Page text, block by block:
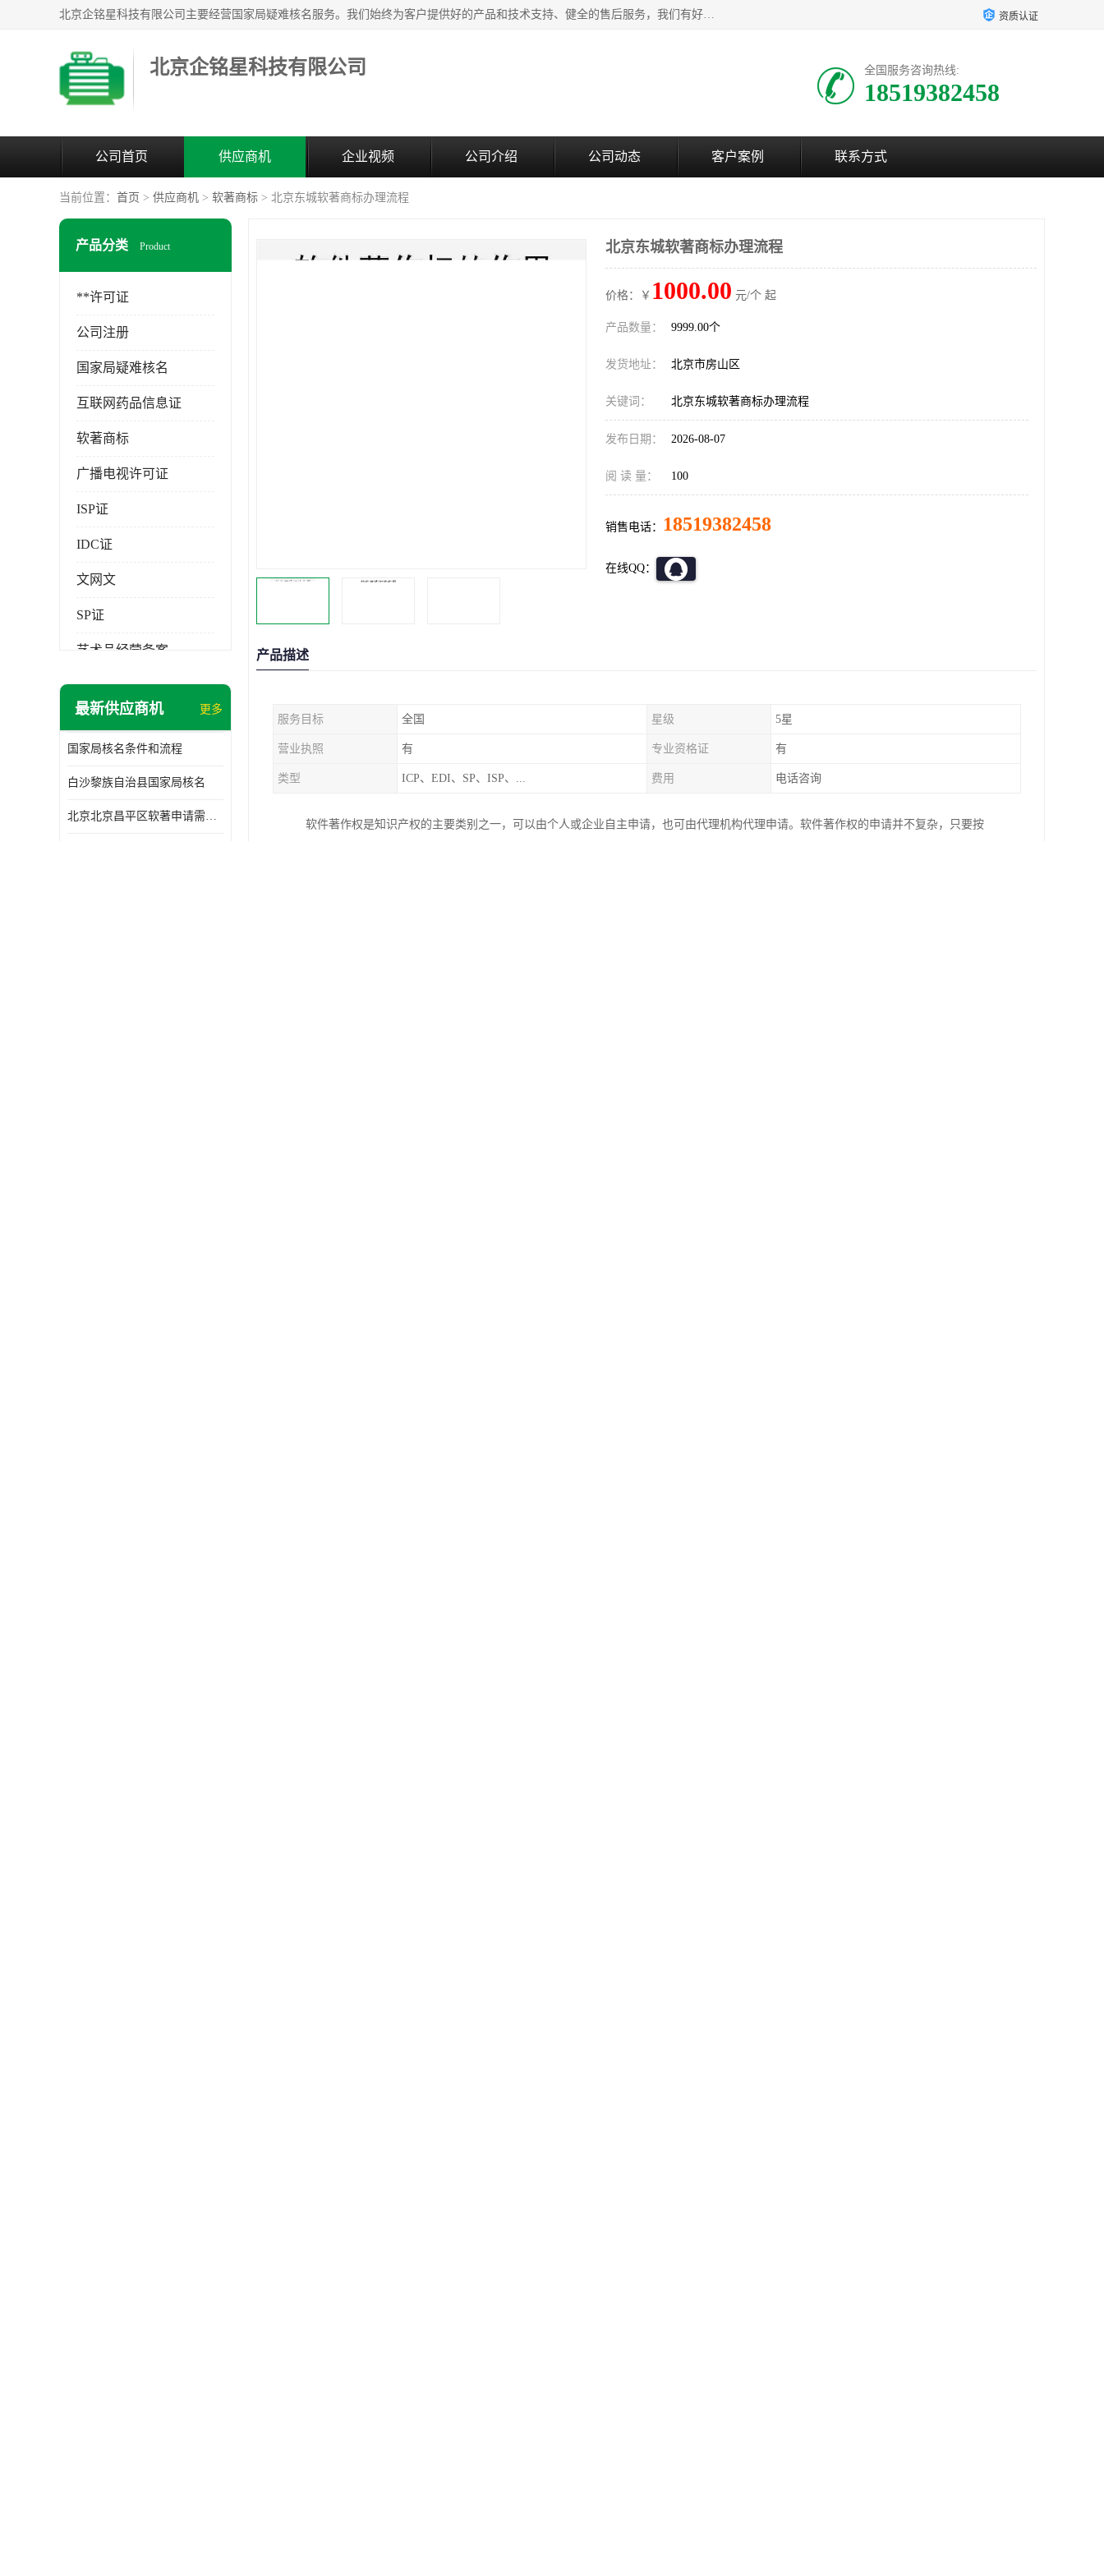
北京企铭星科技有限公司主要经营国家局疑难核名服务。我们始终为客户提供好的产品和技术支持、健全的售后服务，我们有好的产品和专业的销售和技术团队，我公司属于北京企业管理及投资咨询黄页行业，如果您对我公司的产品服务有兴趣，期待您在线留言或者来电咨询。 资质认证
北京企铭星科技有限公司 全国服务咨询热线:
18519382458
公司首页 供应商机 企业视频 公司介绍 公司动态 客户案例 联系方式
当前位置： 首页 > 供应商机 > 软著商标 > 北京东城软著商标办理流程
产品分类 Product
**许可证
公司注册
国家局疑难核名
互联网药品信息证
软著商标
广播电视许可证
ISP证
IDC证
文网文
SP证
艺术品经营备案
最新供应商机 更多
国家局核名条件和流程
白沙黎族自治县国家局核名
北京北京昌平区软著申请需要什么条件 软件著作权 欢迎电话咨询
北京东城软著商标办理流程
价格：￥ 1000.00 元/个 起
产品数量： 9999.00个
发货地址： 北京市房山区
关键词： 北京东城软著商标办理流程
发布日期： 2026-08-07
阅 读 量： 100
销售电话： 18519382458
在线QQ：
产品描述
服务目标 全国 星级 5星
营业执照 有 专业资格证 有
类型 ICP、EDI、SP、ISP、... 费用 电话咨询
软件著作权是知识产权的主要类别之一，可以由个人或企业自主申请，也可由代理机构代理申请。软件著作权的申请并不复杂，只要按